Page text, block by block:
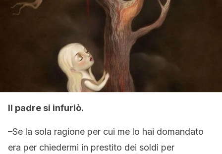
Il padre si infuriò.
–Se la sola ragione per cui me lo hai domandato
era per chiedermi in prestito dei soldi per